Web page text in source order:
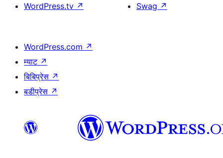
WordPress.tv ↗
Swag ↗
WordPress.com ↗
म्याट ↗
बिबिप्रेस ↗
बडीप्रेस ↗